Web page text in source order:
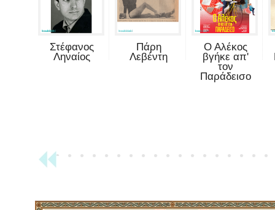
Στέφανος
Ληναίος
Πάρη
Λεβέντη
Ο Αλέκος
βγήκε απ'
τον
Παράδεισο